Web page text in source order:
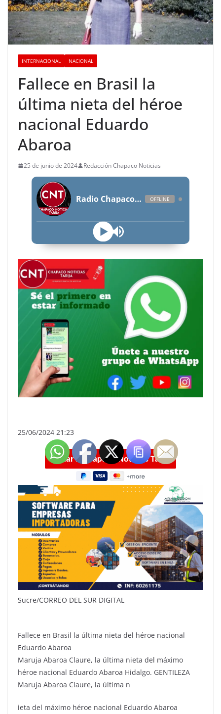
INTERNACIONAL NACIONAL
Fallece en Brasil la
última nieta del héroe
nacional Eduardo
Abaroa
25 de junio de 2024 Redacción Chapaco Noticias
Radio Chapaco Noticias Las 24 horas en vivo OFFLINE
25/06/2024 21:23
Sucre/CORREO DEL SUR DIGITAL
Fallece en Brasil la última nieta del héroe nacional
Eduardo Abaroa
Maruja Abaroa Claure, la última nieta del máximo
héroe nacional Eduardo Abaroa Hidalgo. GENTILEZA
Maruja Abaroa Claure, la última n
ieta del máximo héroe nacional Eduardo Abaroa